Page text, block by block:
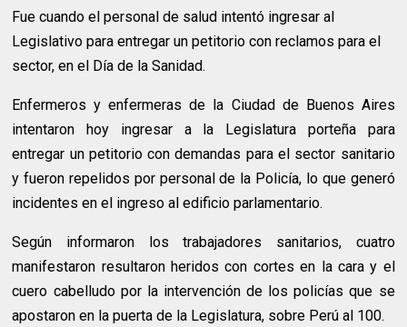
Fue cuando el personal de salud intentó ingresar al
Legislativo para entregar un petitorio con reclamos para el
sector, en el Día de la Sanidad.
Enfermeros y enfermeras de la Ciudad de Buenos Aires
intentaron hoy ingresar a la Legislatura porteña para
entregar un petitorio con demandas para el sector sanitario
y fueron repelidos por personal de la Policía, lo que generó
incidentes en el ingreso al edificio parlamentario.
Según informaron los trabajadores sanitarios, cuatro
manifestaron resultaron heridos con cortes en la cara y el
cuero cabelludo por la intervención de los policías que se
apostaron en la puerta de la Legislatura, sobre Perú al 100.